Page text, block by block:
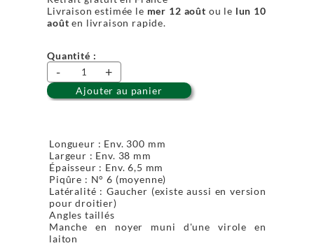
Livraison estimée le mer 12 août ou le lun 10
août en livraison rapide.
Quantité :
- +
Ajouter au panier
Longueur : Env. 300 mm
Largeur : Env. 38 mm
Épaisseur : Env. 6,5 mm
Piqûre : N° 6 (moyenne)
Latéralité : Gaucher (existe aussi en version
pour droitier)
Angles taillés
Manche en noyer muni d'une virole en
laiton